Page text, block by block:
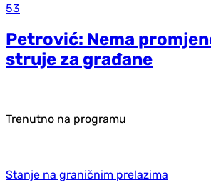
53
Petrović: Nema
struje za građane
Trenutno na programu
Stanje na graničnim prelazima